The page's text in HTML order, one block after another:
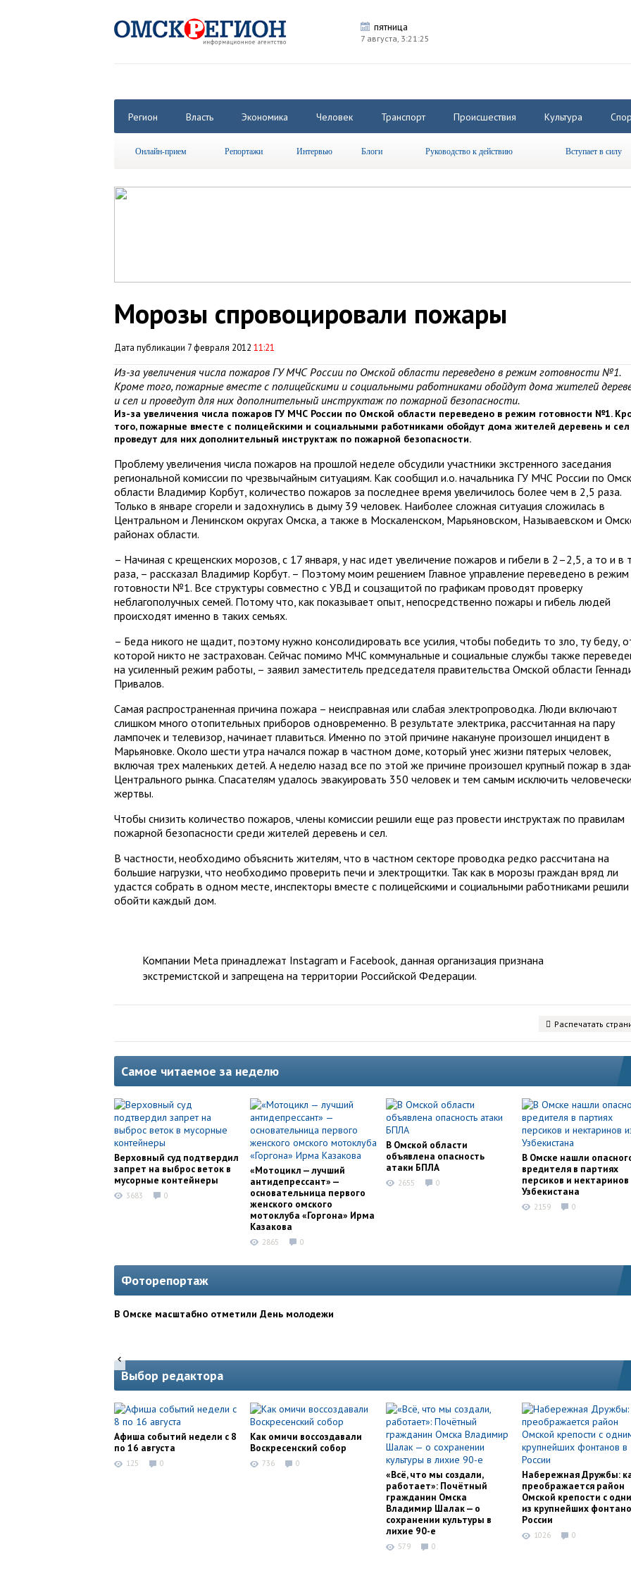
пятница
7 августа, 3:21:26
Регион Власть Экономика Человек Транспорт Происшествия Культура
Онлайн-прием Репортажи Интервью Блоги Руководство к действию Вступает в силу
Морозы спровоцировали пожары
Дата публикации 7 февраля 2012 11:21
Из-за увеличения числа пожаров ГУ МЧС России по Омской области переведено в режим готовности №1.
Кроме того, пожарные вместе с полицейскими и социальными работниками обойдут дома жителей
и сел и проведут для них дополнительный инструктаж по пожарной безопасности.
Из-за увеличения числа пожаров ГУ МЧС России по Омской области переведено в режим готовности №1.
того, пожарные вместе с полицейскими и социальными работниками обойдут дома жителей деревень и сел
проведут для них дополнительный инструктаж по пожарной безопасности.
Проблему увеличения числа пожаров на прошлой неделе обсудили участники экстренного заседания
региональной комиссии по чрезвычайным ситуациям. Как сообщил и.о. начальника ГУ МЧС России по
области Владимир Корбут, количество пожаров за последнее время увеличилось более чем в 2,5 раза.
Только в январе сгорели и задохнулись в дыму 39 человек. Наиболее сложная ситуация сложилась в
Центральном и Ленинском округах Омска, а также в Москаленском, Марьяновском, Называевском и
районах области.
– Начиная с крещенских морозов, с 17 января, у нас идет увеличение пожаров и гибели в 2–2,5, а то и в
раза, – рассказал Владимир Корбут. – Поэтому моим решением Главное управление переведено в режим
готовности №1. Все структуры совместно с УВД и соцзащитой по графикам проводят проверку
неблагополучных семей. Потому что, как показывает опыт, непосредственно пожары и гибель людей
происходят именно в таких семьях.
– Беда никого не щадит, поэтому нужно консолидировать все усилия, чтобы победить то зло, ту беду,
которой никто не застрахован. Сейчас помимо МЧС коммунальные и социальные службы также
на усиленный режим работы, – заявил заместитель председателя правительства Омской области
Привалов.
Самая распространенная причина пожара – неисправная или слабая электропроводка. Люди включают
слишком много отопительных приборов одновременно. В результате электрика, рассчитанная на пару
лампочек и телевизор, начинает плавиться. Именно по этой причине накануне произошел инцидент в
Марьяновке. Около шести утра начался пожар в частном доме, который унес жизни пятерых человек,
включая трех маленьких детей. А неделю назад все по этой же причине произошел крупный пожар в
Центрального рынка. Спасателям удалось эвакуировать 350 человек и тем самым исключить
жертвы.
Чтобы снизить количество пожаров, члены комиссии решили еще раз провести инструктаж по правилам
пожарной безопасности среди жителей деревень и сел.
В частности, необходимо объяснить жителям, что в частном секторе проводка редко рассчитана на
большие нагрузки, что необходимо проверить печи и электрощитки. Так как в морозы граждан вряд ли
удастся собрать в одном месте, инспекторы вместе с полицейскими и социальными работниками решили
обойти каждый дом.
Компании Meta принадлежат Instagram и Facebook, данная организация признана
экстремистской и запрещена на территории Российской Федерации.
Распечатать
Самое читаемое за неделю
Верховный суд подтвердил
запрет на выброс веток в
мусорные контейнеры
3683 0
«Мотоцикл — лучший
антидепрессант» —
основательница первого
женского омского
мотоклуба «Горгона» Ирма
Казакова
2865 0
В Омской области
объявлена опасность
атаки БПЛА
2655 0
В Омске нашли
вредителя в партиях
персиков и нектаринов
Узбекистана
2159 0
Фоторепортаж
В Омске масштабно отметили День молодежи
Выбор редактора
Афиша событий недели с 8
по 16 августа
125 0
Как омичи воссоздавали
Воскресенский собор
736 0
«Всё, что мы создали,
работает»: Почётный
гражданин Омска
Владимир Шалак — о
сохранении культуры в
лихие 90-е
579 0
Набережная Дружбы:
преображается район
Омской крепости с
из крупнейших
России
1026 0